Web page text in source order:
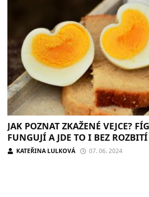
JAK POZNAT ZKAŽENÉ VEJCE?
FUNGUJÍ A JDE TO I BEZ
KATEŘINA LULKOVÁ 07. 06. 2024